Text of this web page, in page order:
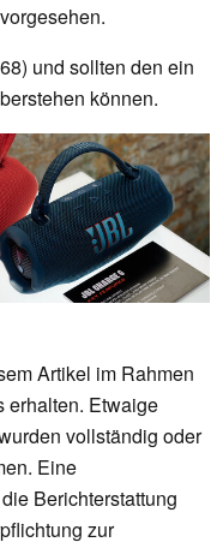
und sollten den ein
können.
Artikel im Rahmen
erhalten. Etwaige
vollständig oder
Eine
Berichterstattung
zur